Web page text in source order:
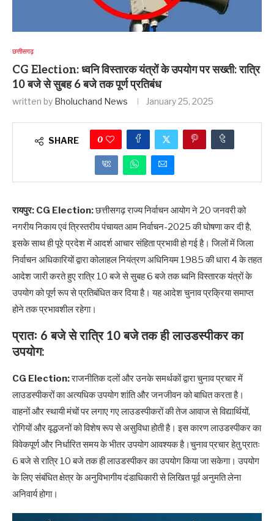
छत्तीसगढ़
CG Election: ध्वनि विस्तारक यंत्रों के उपयोग पर सख्ती: रात्रि
10 बजे से सुबह 6 बजे तक पूर्ण प्रतिबंध
written by Bholuchand News January 25, 2025
SHARE 0
रायपुर: CG Election:छत्तीसगढ़ राज्य निर्वाचन आयोग ने 20 जनवरी को
नगरीय निकाय एवं त्रिस्तरीय पंचायत आम निर्वाचन-2025 की घोषणा कर दी है,
इसके साथ ही पूरे प्रदेश में आदर्श आचार संहिता प्रभावी हो गई है। जिलों में जिला
निर्वाचन अधिकारियों द्वारा कोलाहल नियंत्रण अधिनियम 1985 की धारा 4 के तहत
आदेश जारी करते हुए रात्रि 10 बजे से सुबह 6 बजे तक ध्वनि विस्तारक यंत्रों के
उपयोग को पूर्ण रूप से प्रतिबंधित कर दिया है। यह आदेश चुनाव प्रक्रिया समाप्त
होने तक प्रभावशील रहेगा।
प्रातः 6 बजे से रात्रि 10 बजे तक ही लाउडस्पीकर का
उपयोग:
CG Election:राजनीतिक दलों और उनके समर्थकों द्वारा चुनाव प्रचार में
लाउडस्पीकरों का अत्यधिक उपयोग शांति और जनजीवन को बाधित करता है।
वाहनों और स्थायी मंचों पर लगाए गए लाउडस्पीकरों की तेज आवाज से विद्यार्थियों,
रोगियों और वृद्धजनों को विशेष रूप से असुविधा होती है। इस कारण लाउडस्पीकर का
विवेकपूर्ण और निर्धारित समय के भीतर उपयोग आवश्यक है।चुनाव प्रचार हेतु प्रातः
6 बजे से रात्रि 10 बजे तक ही लाउडस्पीकर का उपयोग किया जा सकेगा। उपयोग
के लिए संबंधित क्षेत्र के अनुविभागीय दंडाधिकारी से लिखित पूर्व अनुमति लेना
अनिवार्य होगा।